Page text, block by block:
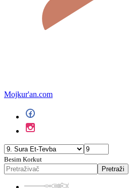
Mojkur'an.com
Besim Korkut
Pretraži